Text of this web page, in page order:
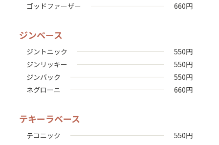
ゴッドファーザー
660円
ジンベース
ジントニック 550円
ジンリッキー
550円
ジンバック
550円
ネグローニ
660円
テキーラベース
テコニック 550円